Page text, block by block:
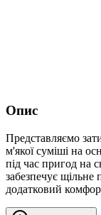
Опис
Представляємо
м'якої суміші на
під час пригод на
забезпечує
додатковий